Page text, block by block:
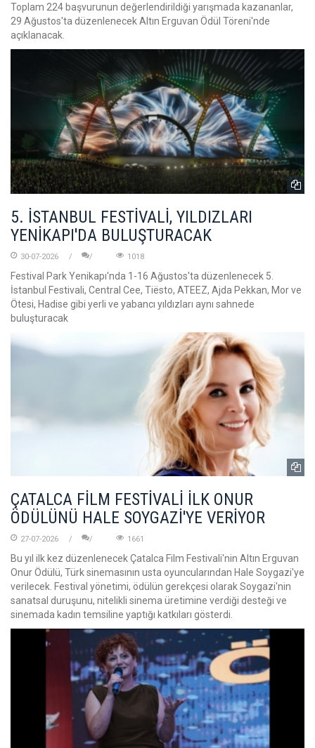
Toplam 224 başvurunun değerlendirildiği yarışmada kazananlar,
29 Ağustos'ta düzenlenecek Altın Erguvan Ödül Töreni'nde
açıklanacak.
5. İSTANBUL FESTİVALİ, YILDIZLARI
YENİKAPI'DA BULUŞTURACAK
30-07-2026 1018
Festival Park Yenikapı'nda 1-16 Ağustos'ta düzenlenecek 5.
İstanbul Festivali, Central Cee, Tiësto, ATEEZ, Ajda Pekkan, Mor ve
Ötesi, Hadise gibi yerli ve yabancı yıldızları aynı sahnede
buluşturacak
ÇATALCA FİLM FESTİVALİ İLK ONUR
ÖDÜLÜNÜ HALE SOYGAZİ'YE VERİYOR
27-07-2026 1661
Bu yıl ilk kez düzenlenecek Çatalca Film Festivali'nin Altın Erguvan
Onur Ödülü, Türk sinemasının usta oyuncularından Hale Soygazi'ye
verilecek. Festival yönetimi, ödülün gerekçesi olarak Soygazi'nin
sanatsal duruşunu, nitelikli sinema üretimine verdiği desteği ve
sinemada kadın temsiline yaptığı katkıları gösterdi.